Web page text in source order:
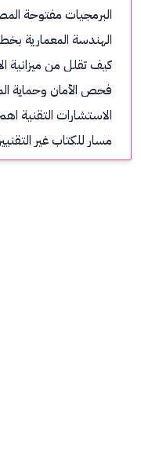
البرمجيات مفتوحة
الهندسة المعمارية
كيف تقلل من ميزانية
الرقمية؟
فحص الأمان وحماية
الاستشارات التقنية
مسار للكتاب غير
التحديات